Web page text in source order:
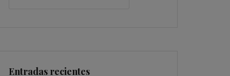
Entradas recientes